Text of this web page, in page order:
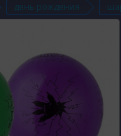
день рождения